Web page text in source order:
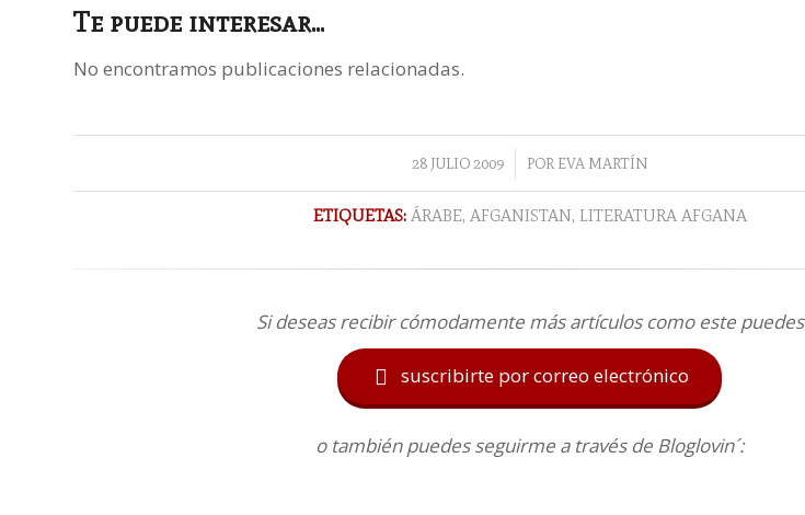
Te puede interesar...
No encontramos publicaciones relacionadas.
28 JULIO 2009
/ POR EVA MARTÍN
ETIQUETAS: ÁRABE, AFGANISTAN, LITERATURA AFGANA
Si deseas recibir cómodamente más artículos como este puedes
 suscribirte por correo electrónico
o también puedes seguirme a través de Bloglovin´: